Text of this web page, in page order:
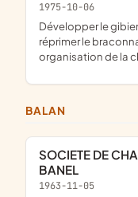
1975-10-06
développer le gibier, détruire les animaux nuisibles,
réprimer le
organisation de la
BALAN
SOCIETE DE CHASSE DE TREMBLOIS ET DU
BANEL
1963-11-05